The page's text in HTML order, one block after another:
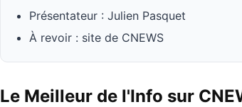
Présentateur : Julien Pasquet
À revoir : site de CNEWS
Le Meilleur de l'Info sur